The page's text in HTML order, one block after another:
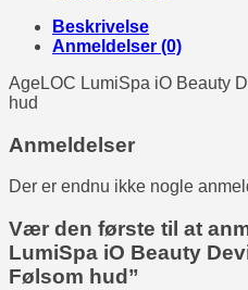
Beskrivelse
Anmeldelser (0)
AgeLOC LumiSpa iO Beauty
hud
Anmeldelser
Der er endnu ikke nogle
Vær den første til at
LumiSpa iO Beauty
Følsom hud”